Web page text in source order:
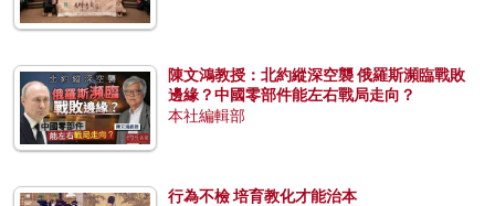
陳文鴻教授：北約縱深空襲 俄羅斯瀕臨戰敗
邊緣？中國零部件能左右戰局走向？
本社編輯部
行為不檢 培育教化才能治本